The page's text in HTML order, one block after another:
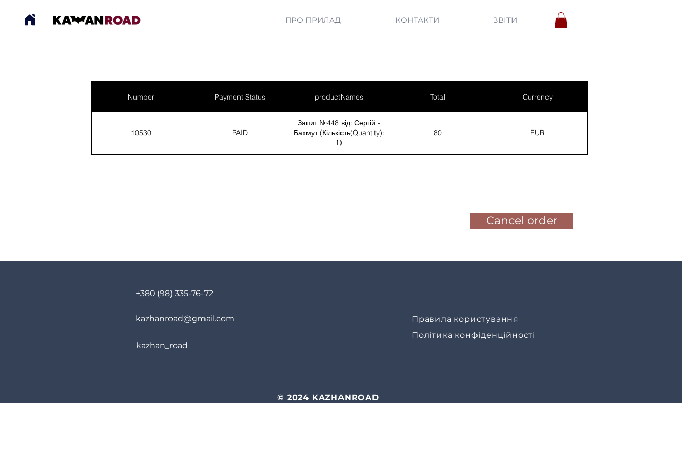
ПРО ПРИЛАД КОНТАКТИ ЗВІТИ
Number Payment Status productNames Total Currency
10530 PAID
Запит №448 від: Сергій -
Бахмут (Кількість(Quantity):
1)
80 EUR
Cancel order
+380 (98) 335-76-72
kazhanroad@gmail.com
kazhan_road
Правила користування
Політика конфіденційності
© 2024 KAZHANROAD